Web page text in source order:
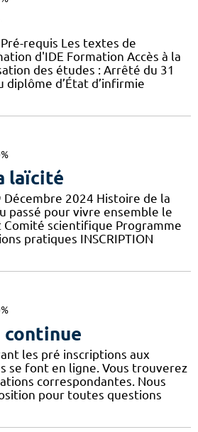
requis Les textes de
d'IDE Formation Accès à la
des études : Arrêté du 31
d’État d’infirmie
laïcité
Décembre 2024 Histoire de la
passé pour vivre ensemble le
Comité scientifique Programme
pratiques ​INSCRIPTION
continue
les pré inscriptions aux
se font en ligne. Vous trouverez
correspondantes. Nous
pour toutes questions